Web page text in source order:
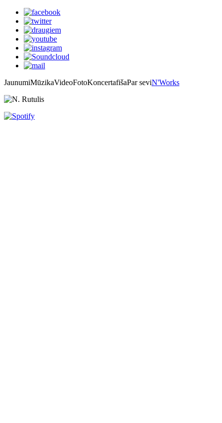
JaunumiMūzikaVideoFotoKoncertafišaPar seviN'Works